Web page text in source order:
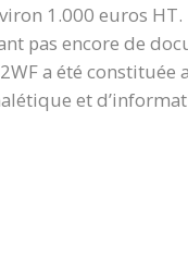
1.000 euros HT.
pas encore de
a été
et